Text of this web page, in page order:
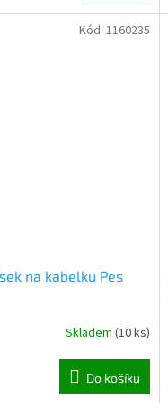
na kabelku Pes
Skladem (10 ks)
Do košíku
Kód: 1160235